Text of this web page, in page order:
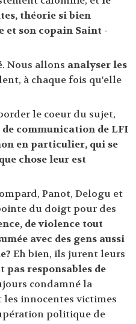
théorie si bien
et son copain Saint -
. Nous allons analyser les
à chaque fois qu'elle
le coeur du sujet,
communication de LFI
en particulier, qui se
chose leur est
Panot, Delogu et
du doigt pour des
de violence tout
avec des gens aussi
Eh bien, ils jurent leurs
pas responsables de
condamné la
innocentes victimes
politique de